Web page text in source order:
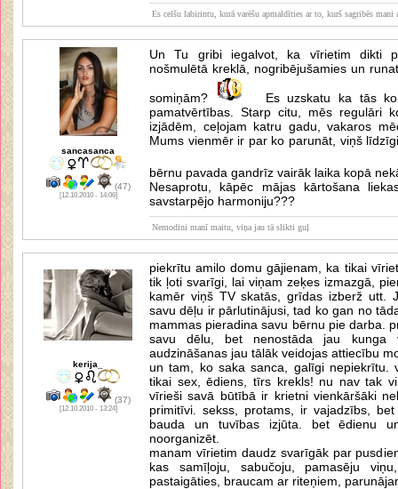
Es celšu labirintu, kurā varēšu apmaldīties ar to, kurš sagribēs mani
sancasanca
(47)
[12.10.2010 - 14:06]
Un Tu gribi iegalvot, ka vīrietim dikti
nošmulētā kreklā, nogribējušamies un
somiņām?
Es uzskatu ka tās ko
pamatvērtības. Starp citu, mēs regulāri
izjādēm, ceļojam katru gadu, vakaros
Mums vienmēr ir par ko parunāt, viņš
bērnu pavada gandrīz vairāk laika kopā
Nesaprotu, kāpēc mājas kārtošana
savstarpējo harmoniju???
Nemodini manī maitu, viņa jau tā slikti guļ
kerija_
(37)
[12.10.2010 - 13:24]
piekrītu amilo domu gājienam, ka tikai
tik ļoti svarīgi, lai viņam zeķes izmazgā,
kamēr viņš TV skatās, grīdas izberž utt.
savu dēļu ir pārlutinājusi, tad ko gan no
mammas pieradina savu bērnu pie darba.
savu dēlu, bet nenostāda jau kunga
audzināšanas jau tālāk veidojas attiecību
un tam, ko saka sanca, galīgi nepiekrītu.
tikai sex, ēdiens, tīrs krekls! nu nav tak
vīrieši savā būtībā ir krietni vienkāršāki
primitīvi. sekss, protams, ir vajadzībs,
bauda un tuvības izjūta. bet ēdienu
noorganizēt.
manam vīrietim daudz svarīgāk par
kas samīļoju, sabučoju, pamasēju
pastaigāties, braucam ar riteņiem,